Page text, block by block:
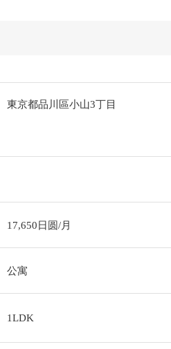
東京都品川區小山3丁目
17,650日圆/月
公寓
1LDK